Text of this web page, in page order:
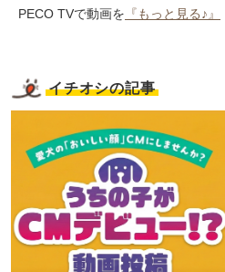
PECO TVで動画を 『もっと見る♪』
イチオシの記事